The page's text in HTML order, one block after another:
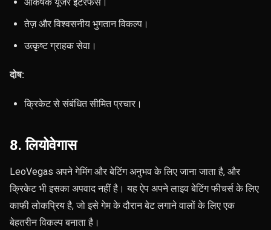
तेज़ और विश्वसनीय भुगतान विकल्प।
उत्कृष्ट ग्राहक सेवा।
दोष:
क्रिकेट से संबंधित सीमित प्रचार।
8. लियोवेगास
LeoVegas अपने गेमिंग और बेटिंग अनुभव के लिए जाना जाता है, और
क्रिकेट भी इसका अपवाद नहीं है। यह ऐप अपने लाइव बेटिंग फीचर्स के लिए
काफी लोकप्रिय है, जो इसे गेम के दौरान बेट लगाने वालों के लिए एक
बेहतरीन विकल्प बनाता है।